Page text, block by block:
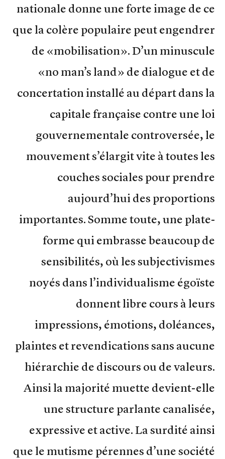
nationale donne une forte image de ce
que la colère populaire peut engendrer
de «mobilisation». D’un minuscule
«no man’s land» de dialogue et de
concertation installé au départ dans la
capitale française contre une loi
gouvernementale controversée, le
mouvement s’élargit vite à toutes les
couches sociales pour prendre
aujourd’hui des proportions
importantes. Somme toute, une plate-
forme qui embrasse beaucoup de
sensibilités, où les subjectivismes
noyés dans l’individualisme égoïste
donnent libre cours à leurs
impressions, émotions, doléances,
plaintes et revendications sans aucune
hiérarchie de discours ou de valeurs.
Ainsi la majorité muette devient-elle
une structure parlante canalisée,
expressive et active. La surdité ainsi
que le mutisme pérennes d’une société